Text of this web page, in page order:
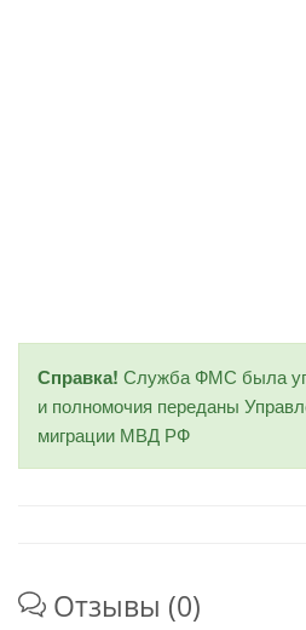
Справка! Служба ФМС была
и полномочия переданы
миграции МВД РФ
Отзывы (0)